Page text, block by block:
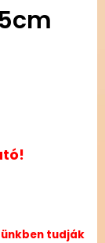
tudják